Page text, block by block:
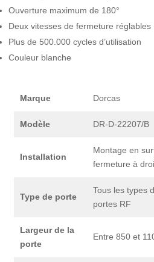
Ouverture maximum de 180°
Deux vitesses de fermeture réglables
Plus de 500.000 cycles d’utilisation
Couleur blanche
Marque Dorcas
Modèle DR-D-22207/B
Installation
Montage en
fermeture à
Type de porte
Tous les types
portes RF
Largeur de la
porte
Entre 850 et